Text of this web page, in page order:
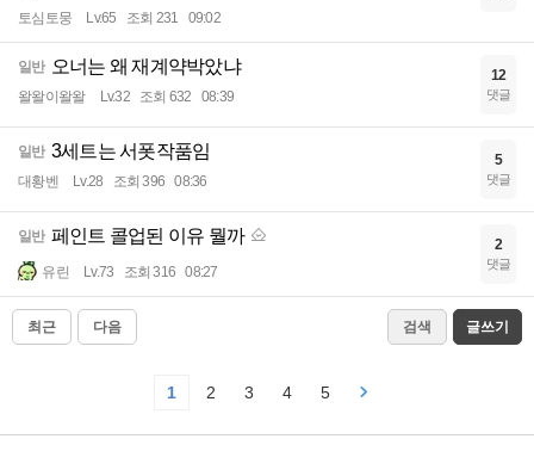
토심토뭉 Lv.65 조회 231 09:02
일반 오너는 왜 재계약박았냐
왈왈이왈왈 Lv.32 조회 632 08:39
12
댓글
일반 3세트는 서폿작품임
대황벤 Lv.28 조회 396 08:36
5
댓글
일반 페인트 콜업된 이유 뭘까
유린 Lv.73 조회 316 08:27
2
댓글
최근 다음 검색 글쓰기
1 2 3 4 5